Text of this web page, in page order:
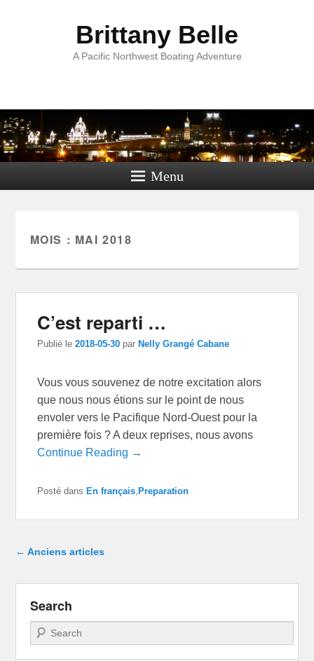
Brittany Belle
A Pacific Northwest Boating Adventure
Menu
MOIS : MAI 2018
C’est reparti …
Publié le2018-05-30 parNelly Grangé Cabane
Vous vous souvenez de notre excitation alors
que nous nous étions sur le point de nous
envoler vers le Pacifique Nord-Ouest pour la
première fois ? A deux reprises, nous avons
Continue Reading →
Posté dans En français ,Preparation
Navigation dans les articles
← Anciens articles
Search
Recherche